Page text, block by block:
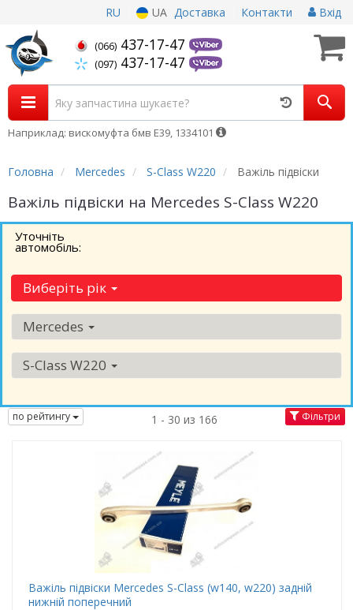
RU UA Доставка Контакти Вхід
(066) 437-17-47
(097) 437-17-47
Наприклад: вискомуфта бмв Е39, 1334101
Головна Mercedes S-Class W220 Важіль підвіски
Важіль підвіски на Mercedes S-Class W220
Уточніть
автомобіль:
Виберіть рік
Mercedes
S-Class W220
по рейтингу 1 - 30 из 166 Фільтри
Важіль підвіски Mercedes S-Class (w140, w220) задній
нижній поперечний